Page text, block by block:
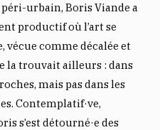
urbain, Boris Viande a
productif où l’art se
comme décalée et
la trouvait ailleurs : dans
mais pas dans les
Contemplatif·ve,
s’est détourné·e des